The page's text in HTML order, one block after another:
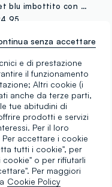
Gilet blu imbottito con zip e collo alto per bambino
e di prestazione
il funzionamento
Altri cookie (i
anche da terze parti,
tue abitudini di
prodotti e servizi
Per il loro
accettare i cookie
tutti i cookie", per
cookie" o per rifiutarli
Per maggiori
Cookie Policy
senza accettare